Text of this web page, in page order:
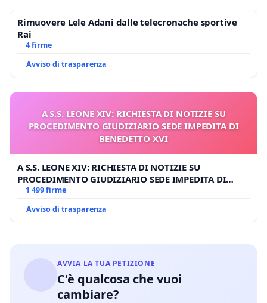
Rimuovere Lele Adani dalle telecronache sportive
Rai
4 firme
Avviso di trasparenza
A S.S. LEONE XIV: RICHIESTA DI NOTIZIE SU
PROCEDIMENTO GIUDIZIARIO SEDE IMPEDITA DI
BENEDETTO XVI
A S.S. LEONE XIV: RICHIESTA DI NOTIZIE SU
PROCEDIMENTO GIUDIZIARIO SEDE IMPEDITA DI
BENEDETTO XVI
1 499 firme
Avviso di trasparenza
AVVIA LA TUA PETIZIONE
C'è qualcosa che vuoi
cambiare?